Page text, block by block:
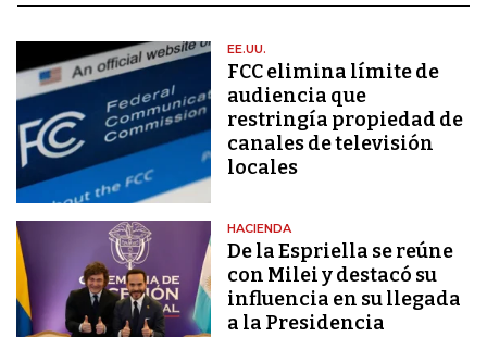
EE.UU.
FCC elimina límite de
audiencia que
restringía propiedad de
canales de televisión
locales
HACIENDA
De la Espriella se reúne
con Milei y destacó su
influencia en su llegada
a la Presidencia